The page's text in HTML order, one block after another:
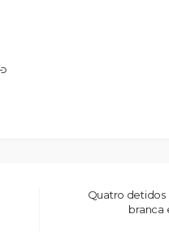
Quatro detidos
branca